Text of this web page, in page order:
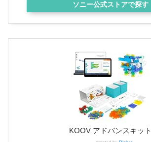
ソニー公式ストアで探す
KOOV アドバンスキット